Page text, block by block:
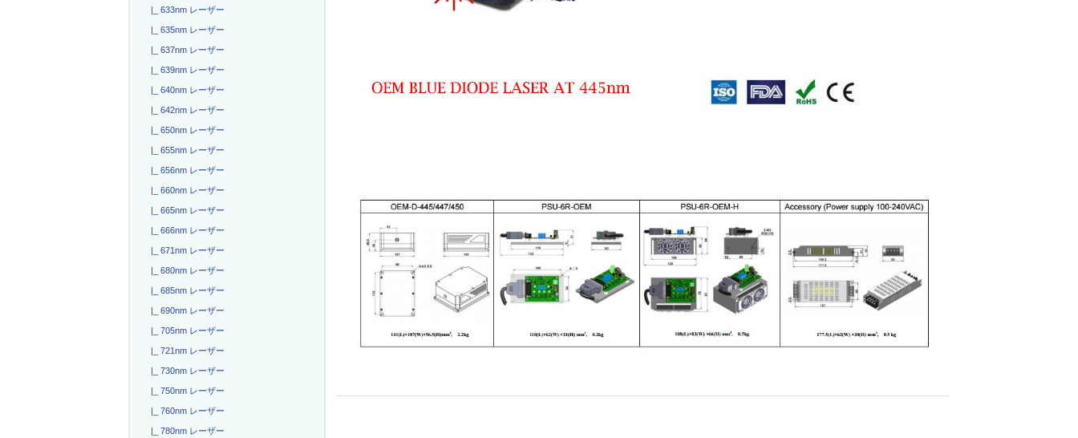
|_ 633nm レーザー
|_ 635nm レーザー
|_ 637nm レーザー
|_ 639nm レーザー
|_ 640nm レーザー
|_ 642nm レーザー
|_ 650nm レーザー
|_ 655nm レーザー
|_ 656nm レーザー
|_ 660nm レーザー
|_ 665nm レーザー
|_ 666nm レーザー
|_ 671nm レーザー
|_ 680nm レーザー
|_ 685nm レーザー
|_ 690nm レーザー
|_ 705nm レーザー
|_ 721nm レーザー
|_ 730nm レーザー
|_ 750nm レーザー
|_ 760nm レーザー
|_ 780nm レーザー